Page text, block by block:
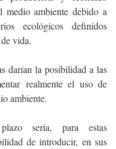
medio ambiente debido a
ecológicos definidos
vida.
darían la posibilidad a las
realmente el uso de
ambiente.
sería, para estas
de introducir, en sus